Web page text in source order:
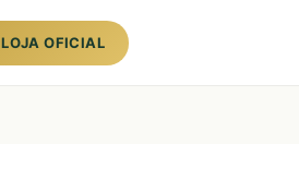
LOJA OFICIAL